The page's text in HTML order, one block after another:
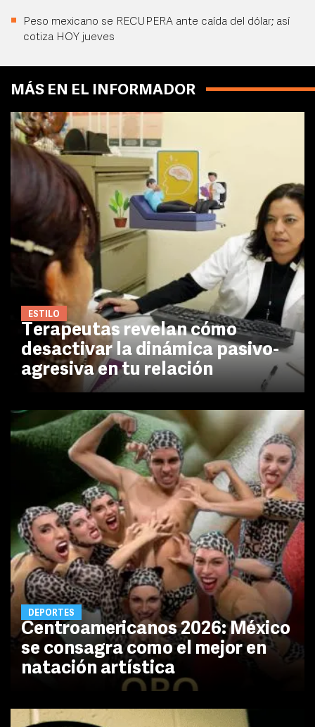
Peso mexicano se RECUPERA ante caída del dólar; así
cotiza HOY jueves
MÁS EN EL INFORMADOR
ESTILO
Terapeutas revelan cómo
desactivar la dinámica pasivo-
agresiva en tu relación
DEPORTES
Centroamericanos 2026: México
se consagra como el mejor en
natación artística